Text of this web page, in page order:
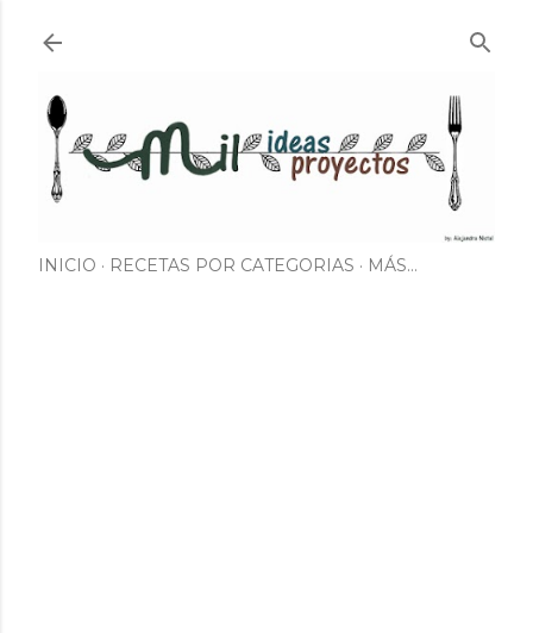
INICIO RECETAS POR CATEGORIAS MÁS…